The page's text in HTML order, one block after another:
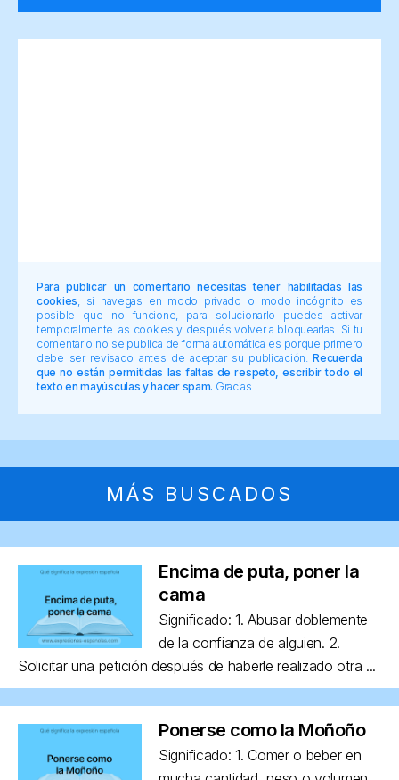
Para publicar un comentario necesitas tener habilitadas las
cookies , si navegas en modo privado o modo incógnito es
posible que no funcione, para solucionarlo puedes activar
temporalmente las cookies y después volver a bloquearlas. Si tu
comentario no se publica de forma automática es porque primero
debe ser revisado antes de aceptar su publicación.Recuerda
que no están permitidas las faltas de respeto, escribir todo el
texto en mayúsculas y hacer spam. Gracias.
MÁS BUSCADOS
Encima de puta, poner la
cama
Significado: 1. Abusar doblemente
de la confianza de alguien. 2.
Solicitar una petición después de haberle realizado otra ...
Ponerse como la Moñoño
Significado: 1. Comer o beber en